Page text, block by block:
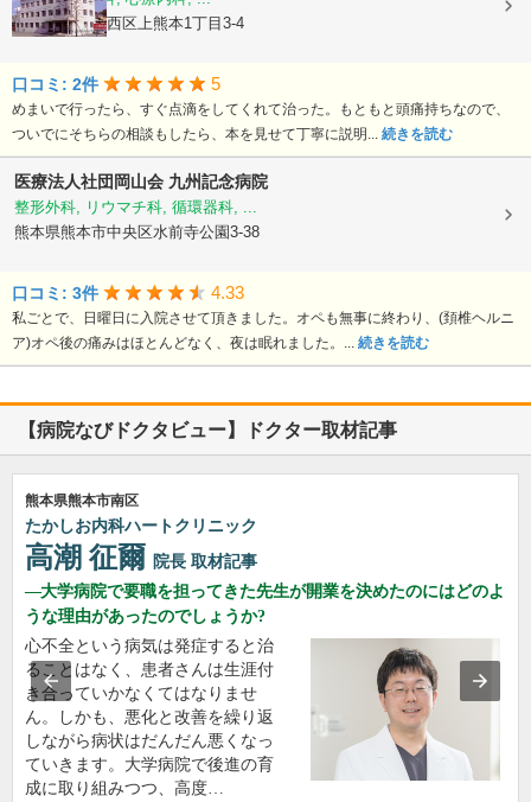
熊本県熊本市西区上熊本1丁目3-4
口コミ: 2件 5
めまいで行ったら、すぐ点滴をしてくれて治った。もともと頭痛持ちなので、
ついでにそちらの相談もしたら、本を見せて丁寧に説明... 続きを読む
医療法人社団岡山会 九州記念病院
整形外科, リウマチ科, 循環器科, ...
熊本県熊本市中央区水前寺公園3-38
口コミ: 3件 4.33
私ごとで、日曜日に入院させて頂きました。オペも無事に終わり、(頚椎ヘルニ
ア)オペ後の痛みはほとんどなく、夜は眠れました。... 続きを読む
【病院なびドクタビュー】ドクター取材記事
熊本県熊本市南区
たかしお内科ハートクリニック
高潮 征爾 院長 取材記事
大学病院で要職を担ってきた先生が開業を決めたのにはどのよ
うな理由があったのでしょうか?
心不全という病気は発症すると治
ることはなく、患者さんは生涯付
き合っていかなくてはなりませ
ん。しかも、悪化と改善を繰り返
しながら病状はだんだん悪くなっ
ていきます。大学病院で後進の育
成に取り組みつつ、高度…